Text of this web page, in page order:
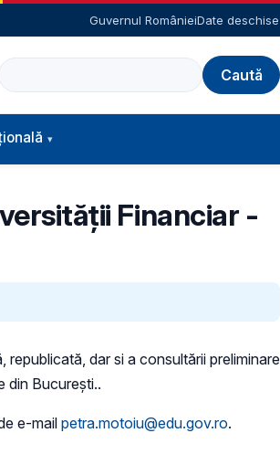
Guvernul RomânieiDate deschise
Caută
Financiar -
dar si a consultării preliminare
din Bucureşti..
e-mail petra.motoiu@edu.gov.ro.